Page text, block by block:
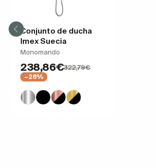
Conjunto de ducha
Imex Suecia
Monomando
238,86€322,79€
−26%